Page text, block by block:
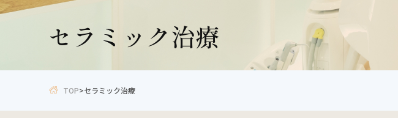
TOP>セラミック治療
セラミック治療